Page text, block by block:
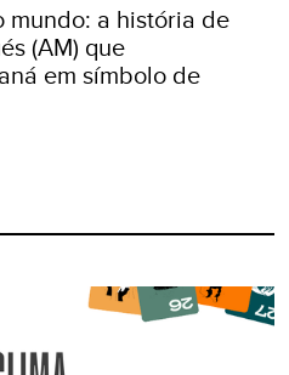
mundo: a história de
(AM) que
em símbolo de